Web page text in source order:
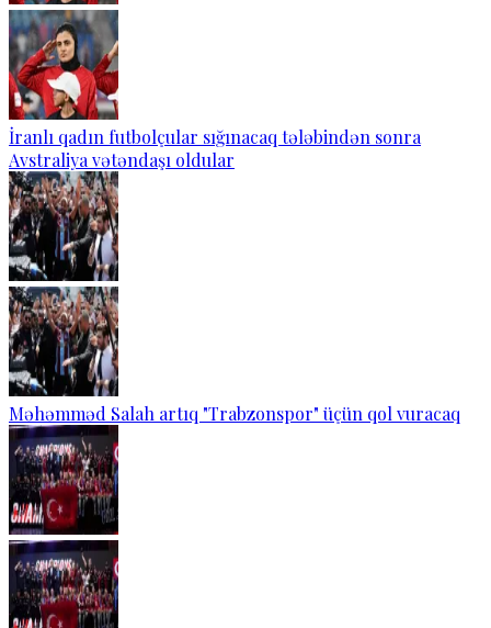
İranlı qadın futbolçular sığınacaq tələbindən sonra
Avstraliya vətəndaşı oldular
Məhəmməd Salah artıq "Trabzonspor" üçün qol vuracaq